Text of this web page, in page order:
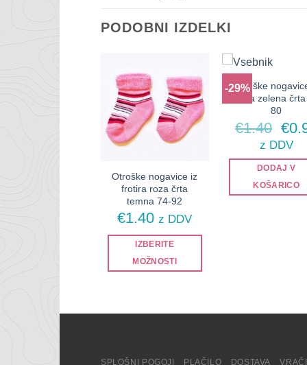
PODOBNI IZDELKI
Otroške nogavice iz
frotira roza črta
temna 74-92
€1.40 z DDV
IZBERITE
MOŽNOSTI
Možnosti
-29%
Otroške
frotira zelena
80
€1.40
je
bila:
€
z DDV
DODAJ V
KOŠARICO
SPLOŠNI POGOJI PLAČILO DOSTAVA